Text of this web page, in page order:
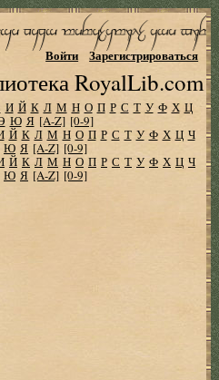
RoyalLib.com
Войти Зарегистрироваться
И Й К Л М Н О П Р С Т У Ф Х Ц
Ю Я [A-Z] [0-9]
Й К Л М Н О П Р С Т У Ф Х Ц Ч
Ю Я [A-Z] [0-9]
Й К Л М Н О П Р С Т У Ф Х Ц Ч
Ю Я [A-Z] [0-9]